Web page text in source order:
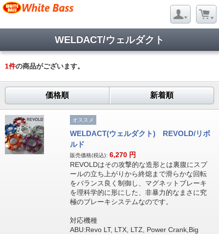
WELDACT/ウェルダクト
1件の商品がございます。
価格順 新着順
オススメ
WELDACT(ウェルダクト) REVOLD/リボ
ルド
販売価格(税込): 6,270 円
REVOLDはその攻撃的な造形とは裏腹にスプ
ールの立ち上がりから終熄まで滑らかな回転
をバランス良く制御し、マグネットブレーキ
を理科学的に形にした、非暴力的なまさに究
極のブレーキシステムなのです。
対応機種
ABU:Revo LT, LTX, LTZ, Power Crank,Big